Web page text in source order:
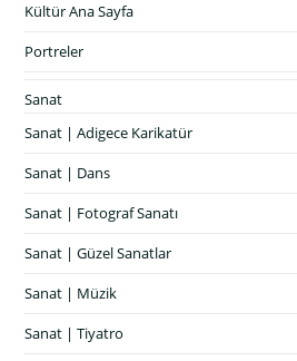
Kültür Ana Sayfa
Portreler
Sanat
Sanat | Adigece Karikatür
Sanat | Dans
Sanat | Fotograf Sanatı
Sanat | Güzel Sanatlar
Sanat | Müzik
Sanat | Tiyatro